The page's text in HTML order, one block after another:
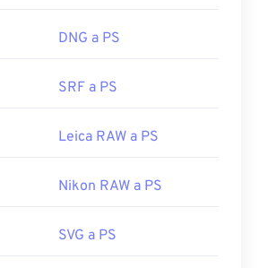
DNG a PS
SRF a PS
Leica RAW a PS
Nikon RAW a PS
SVG a PS